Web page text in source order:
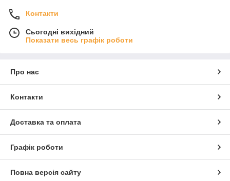
Контакти
Сьогодні вихідний
Показати весь графік роботи
Про нас
Контакти
Доставка та оплата
Графік роботи
Повна версія сайту